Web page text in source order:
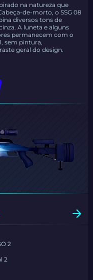
na natureza que
de-morto, o SSG 08
diversos tons de
A luneta e alguns
permanecem com o
sem pintura,
geral do design.
2
2